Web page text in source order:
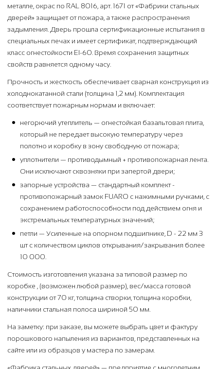
металле, окрас по RAL 8016, арт. 1671 от «Фабрики стальных
дверей» защищает от пожара, а также распространения
задымления. Дверь прошла сертификационные испытания в
специальных печах и имеет сертификат, подтверждающий
класс огнестойкости EI-60. Время сохранения защитных
свойств равняется одному часу.
Прочность и жесткость обеспечивает сварная конструкция из
холоднокатанной стали (толщина 1,2 мм). Комплектация
соответствует пожарным нормам и включает:
негорючий утеплитель — огнестойкая базальтовая плита,
который не передает высокую температуру через
полотно и коробку в зону свободную от пожара;
уплотнители — противодымный + противопожарная лента.
Они исключают сквозняки при запертой двери;
запорные устройства — стандартный комплект -
противопожарный замок FUARO с нажимными ручками, с
сохранением работоспособности под действием огня и
экстремальных температурных значений;
петли — Усиленные на опорном подшипнике, D - 22 мм 3
шт с количеством циклов открывания/закрывания более
10 000.
Стоимость изготовления указана за типовой размер по
коробке , (возможен любой размер), вес/масса готовой
конструкции от 70 кг, толщина створки, толщина коробки,
наличники стальная полоса шириной 50 мм.
На заметку: при заказе, вы можете выбрать цвет и фактуру
порошкового напыления из вариантов, представленных на
сайте или из образцов у мастера по замерам.